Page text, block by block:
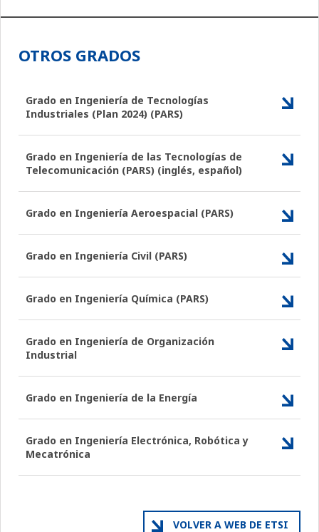
OTROS GRADOS
Grado en Ingeniería de Tecnologías
Industriales (Plan 2024) (PARS)
Grado en Ingeniería de las Tecnologías de
Telecomunicación (PARS) (inglés, español)
Grado en Ingeniería Aeroespacial (PARS)
Grado en Ingeniería Civil (PARS)
Grado en Ingeniería Química (PARS)
Grado en Ingeniería de Organización
Industrial
Grado en Ingeniería de la Energía
Grado en Ingeniería Electrónica, Robótica y
Mecatrónica
VOLVER A WEB DE ETSI